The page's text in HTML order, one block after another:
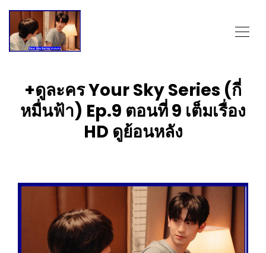
+ดูละคร Your Sky Series (กี่
หมื่นฟ้า) Ep.9 ตอนที่ 9 เต็มเรื่อง
HD ดูย้อนหลัง